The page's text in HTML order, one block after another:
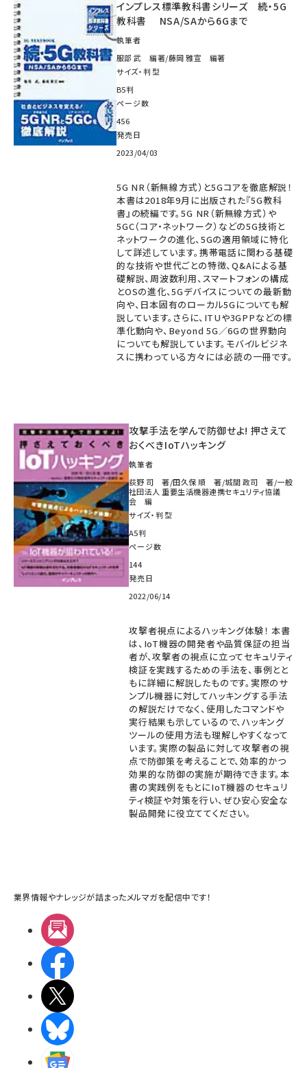
インプレス標準教科書シリーズ 続・5G
教科書 NSA/SAから6Gまで
執筆者
服部 武 編著/藤岡 雅宣 編著
サイズ・判型
B5判
ページ数
456
発売日
2023/04/03
5G NR（新無線方式）と5Gコアを徹底解説！
本書は2018年9月に出版された『5G教科
書』の続編です。5G NR（新無線方式）や
5GC（コア・ネットワーク）などの5G技術と
ネットワークの進化、5Gの適用領域に特化
して詳述しています。携帯電話に関わる基礎
的な技術や世代ごとの特徴、Q&Aによる基
礎解説、周波数利用、スマートフォンの構成
とOSの進化、5Gデバイスについての最新動
向や、日本固有のローカル5Gについても解
説しています。さらに、ITUや3GPPなどの標
準化動向や、Beyond 5G／6Gの世界動向
についても解説しています。モバイルビジネ
スに携わっている方々には必読の一冊です。
攻撃手法を学んで防御せよ! 押さえて
おくべきIoTハッキング
執筆者
荻野 司 著/田久保 順 著/城間 政司 著/一般
社団法人 重要生活機器連携セキュリティ協議
会 編
サイズ・判型
A5判
ページ数
144
発売日
2022/06/14
攻撃者視点によるハッキング体験！ 本書
は、IoT機器の開発者や品質保証の担当
者が、攻撃者の視点に立ってセキュリティ
検証を実践するための手法を、事例とと
もに詳細に解説したものです。実際のサ
ンプル機器に対してハッキングする手法
の解説だけでなく、使用したコマンドや
実行結果も示しているので、ハッキング
ツールの使用方法も理解しやすくなって
います。実際の製品に対して攻撃者の視
点で防御策を考えることで、効率的かつ
効果的な防御の実施が期待できます。本
書の実践例をもとにIoT機器のセキュリ
ティ検証や対策を行い、ぜひ安心安全な
製品開発に役立ててください。
業界情報やナレッジが詰まったメルマガを配信中です！